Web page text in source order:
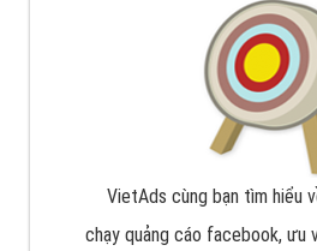
VietAds cùng bạn tìm hiểu
chạy quảng cáo facebook, ưu